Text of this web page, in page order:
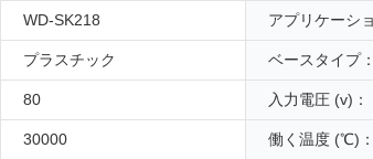
WD-SK218 アプリケーシ
プラスチック ベースタイプ：
80 入力電圧 (v)：
30000 働く温度 (℃)：